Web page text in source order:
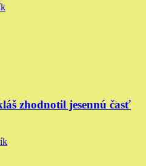
zhodnotil jesennú časť